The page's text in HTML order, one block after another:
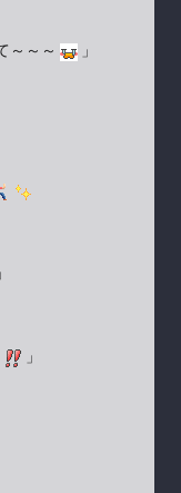
～～～ 」
」
」